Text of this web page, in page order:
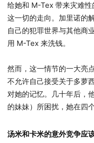
给她和 M-Tex 带来灾难
这一切的走向。加里诺的
自己的犯罪世界与其他商
用 M-Tex 来洗钱。
然而，这一情节的一大亮
不允许自己接受关于多萝
对她的记忆。几十年后，
的妹妹）所困扰，她在四
汤米和卡米的意外竞争应